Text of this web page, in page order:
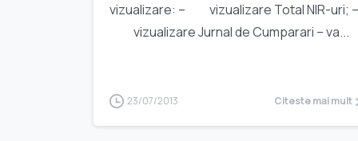
vizualizare: – vizualizare Total NIR-uri; –
vizualizare Jurnal de Cumparari – va...
23/07/2013 Citeste mai mult